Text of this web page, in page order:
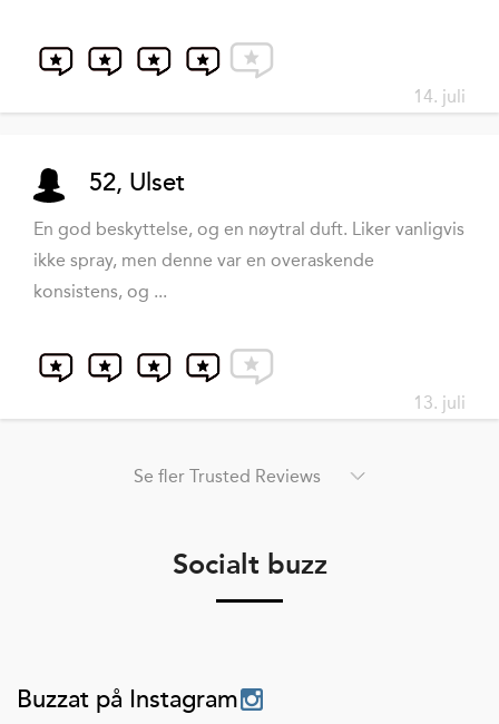
14. juli
52, Ulset
En god beskyttelse, og en nøytral duft. Liker vanligvis
ikke spray, men denne var en overaskende
konsistens, og ...
13. juli
Se fler Trusted Reviews
Socialt buzz
Buzzat på Instagram